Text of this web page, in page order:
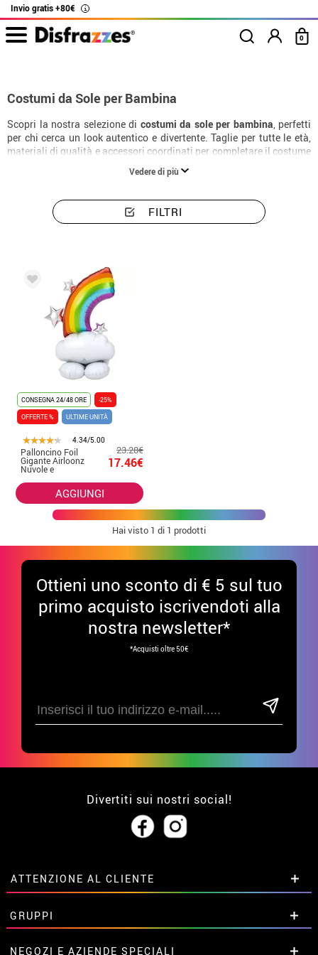
Invio gratis +80€ i
0
Costumi da Sole per Bambina
Scopri la nostra selezione di costumi da sole per bambina, perfetti
per chi cerca un look autentico e divertente. Taglie per tutte le età,
materiali di qualità e accessori coordinati per completare il costume
Vedere di più
FILTRI
CONSEGNA 24/48 ORE
-25%
OFFERTE %
ULTIME UNITÀ
4.34/5.00
Palloncino Foil
Gigante Airloonz
Nuvole e
91x132 cm
23.28€
17.46€
AGGIUNGI
Hai visto 1 di 1 prodotti
Ottieni uno sconto di € 5 sul tuo
primo acquisto iscrivendoti alla
nostra newsletter*
*Acquisti oltre 50€
Divertiti sui nostri social!
ATTENZIONE AL CLIENTE
• Su di noi
• Condizioni di vendita
• Avviso legale privacy
GRUPPI
Sconti speciali per gruppi.
NEGOZI E AZIENDE SPECIALI